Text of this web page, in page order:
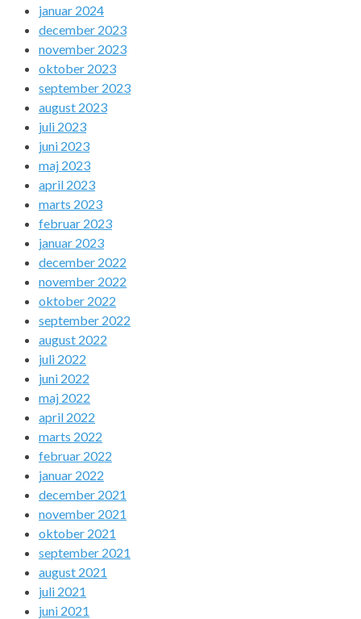
januar 2024
december 2023
november 2023
oktober 2023
september 2023
august 2023
juli 2023
juni 2023
maj 2023
april 2023
marts 2023
februar 2023
januar 2023
december 2022
november 2022
oktober 2022
september 2022
august 2022
juli 2022
juni 2022
maj 2022
april 2022
marts 2022
februar 2022
januar 2022
december 2021
november 2021
oktober 2021
september 2021
august 2021
juli 2021
juni 2021